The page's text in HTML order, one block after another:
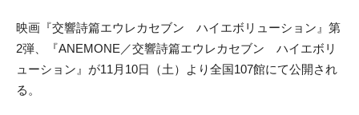
映画『交響詩篇エウレカセブン ハイエボリューション』第
2弾、『ANEMONE／交響詩篇エウレカセブン ハイエボリ
ューション』が11月10日（土）より全国107館にて公開され
る。